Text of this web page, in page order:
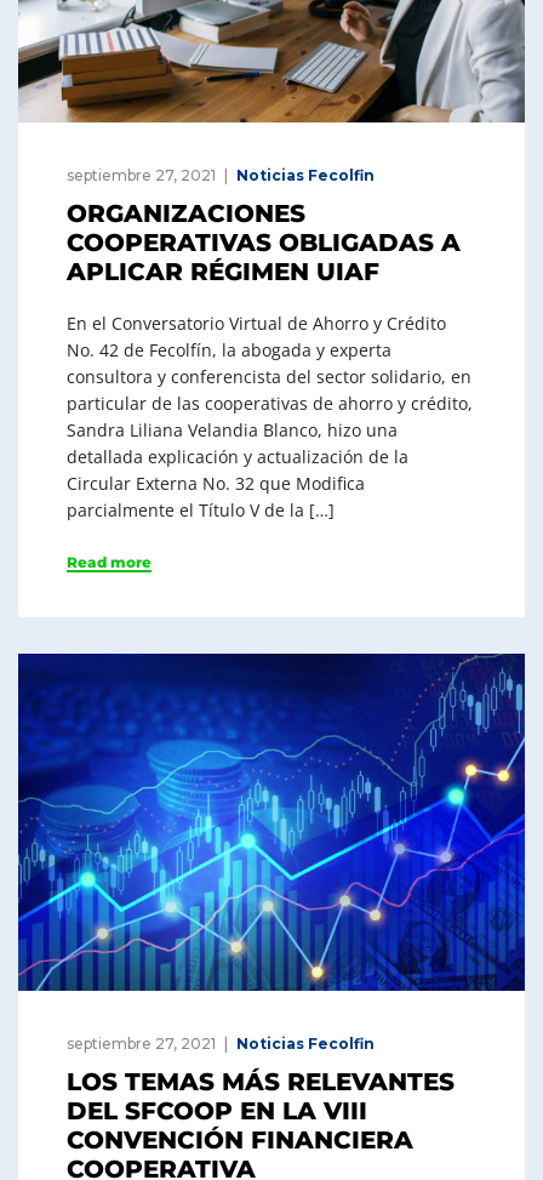
septiembre 27, 2021 Noticias Fecolfin
ORGANIZACIONES
COOPERATIVAS OBLIGADAS A
APLICAR RÉGIMEN UIAF
En el Conversatorio Virtual de Ahorro y Crédito
No. 42 de Fecolfín, la abogada y experta
consultora y conferencista del sector solidario, en
particular de las cooperativas de ahorro y crédito,
Sandra Liliana Velandia Blanco, hizo una
detallada explicación y actualización de la
Circular Externa No. 32 que Modifica
parcialmente el Título V de la […]
Read more
septiembre 27, 2021 Noticias Fecolfin
LOS TEMAS MÁS RELEVANTES
DEL SFCOOP EN LA VIII
CONVENCIÓN FINANCIERA
COOPERATIVA